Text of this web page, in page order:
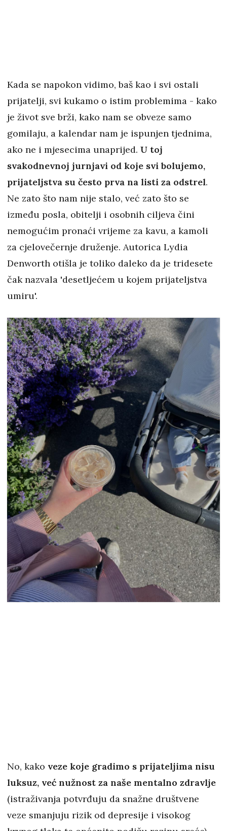
Kada se napokon vidimo, baš kao i svi ostali
prijatelji, svi kukamo o istim problemima - kako
je život sve brži, kako nam se obveze samo
gomilaju, a kalendar nam je ispunjen tjednima,
ako ne i mjesecima unaprijed. U toj
svakodnevnoj jurnjavi od koje svi bolujemo,
prijateljstva su često prva na listi za odstrel.
Ne zato što nam nije stalo, već zato što se
između posla, obitelji i osobnih ciljeva čini
nemogućim pronaći vrijeme za kavu, a kamoli
za cjelovečernje druženje. Autorica Lydia
Denworth otišla je toliko daleko da je tridesete
čak nazvala 'desetljećem u kojem prijateljstva
umiru'.
No, kako veze koje gradimo s prijateljima nisu
luksuz, već nužnost za naše mentalno zdravlje
(istraživanja potvrđuju da snažne društvene
veze smanjuju rizik od depresije i visokog